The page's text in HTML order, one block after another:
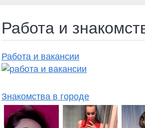
Работа и
Работа и вакансии
Знакомства в городе